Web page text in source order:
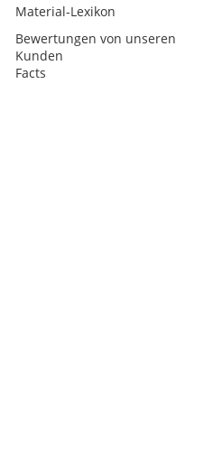
Material-Lexikon
Bewertungen von unseren
Kunden
Facts